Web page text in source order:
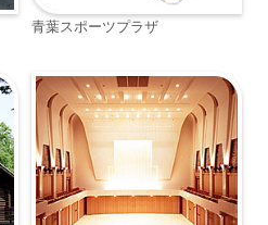
青葉スポーツプラザ